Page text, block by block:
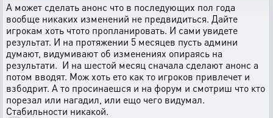
А может сделать анонс что в последующих пол года
вообще никаких изменений не предвидиться. Дайте
игрокам хоть чтото пропланировать. И сами увидете
результат. И на протяжении 5 месяцев пусть админи
думают, видумивают об изменениях опираясь на
результати. И на шестой месяц сначала сделают анонс а
потом вводят. Мож хоть ето как то игроков привлечет и
взбодрит. А то просинаешся и на форум и смотриш что кто
порезал или нагадил, или ещо чего видумал.
Стабильности никакой.